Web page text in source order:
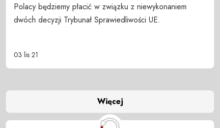
Polacy będziemy płacić w związku z niewykonaniem
dwóch decyzji Trybunał Sprawiedliwości UE.
03 lis 21
Więcej